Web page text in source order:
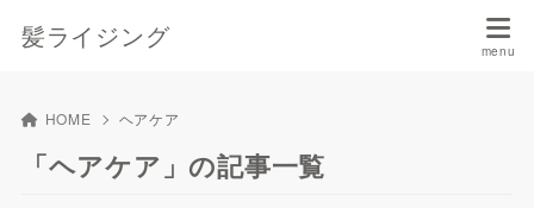
髪ライジング
HOME ヘアケア
「ヘアケア」の記事一覧